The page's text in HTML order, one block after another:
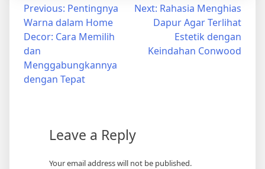
Post
navigation
Previous: Pentingnya
Warna dalam Home
Decor: Cara Memilih
dan
Menggabungkannya
dengan Tepat
Next: Rahasia Menghias
Dapur Agar Terlihat
Estetik dengan
Keindahan Conwood
Leave a Reply
Your email address will not be published.